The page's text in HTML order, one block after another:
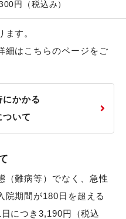
円（税込み）
す。
細はこちらのページをご
にかかる
ついて
（難病等）でなく、急性
院期間が180日を超える
につき3,190円（税込